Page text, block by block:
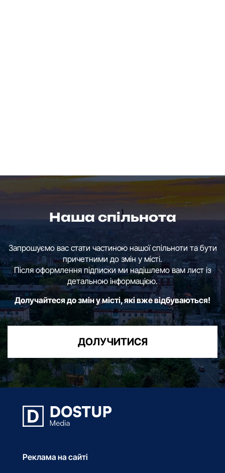
Наша спільнота
Запрошуємо вас стати частиною нашої спільноти та бути
причетними до змін у місті.
Після оформлення підписки ми надішлемо вам лист із
детальною інформацією.
Долучайтеся до змін у місті, які вже відбуваються!
ДОЛУЧИТИСЯ
Реклама на сайті